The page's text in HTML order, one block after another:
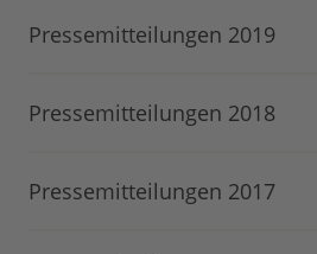
Pressemitteilungen 2019
Pressemitteilungen 2018
Pressemitteilungen 2017